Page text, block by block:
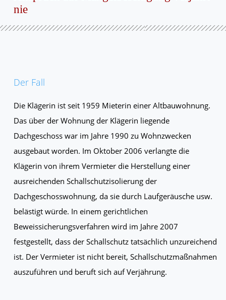
nie
Der Fall
Die Klägerin ist seit 1959 Mieterin einer Altbauwohnung.
Das über der Wohnung der Klägerin liegende
Dachgeschoss war im Jahre 1990 zu Wohnzwecken
ausgebaut worden. Im Oktober 2006 verlangte die
Klägerin von ihrem Vermieter die Herstellung einer
ausreichenden Schallschutzisolierung der
Dachgeschosswohnung, da sie durch Laufgeräusche usw.
belästigt würde. In einem gerichtlichen
Beweissicherungsverfahren wird im Jahre 2007
festgestellt, dass der Schallschutz tatsächlich unzureichend
ist. Der Vermieter ist nicht bereit, Schallschutzmaßnahmen
auszuführen und beruft sich auf Verjährung.